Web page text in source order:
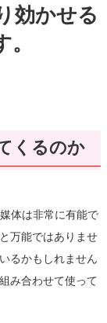
効かせる
くるのか
体は非常に有能で
万能ではありませ
るかもしれません
み合わせて使って